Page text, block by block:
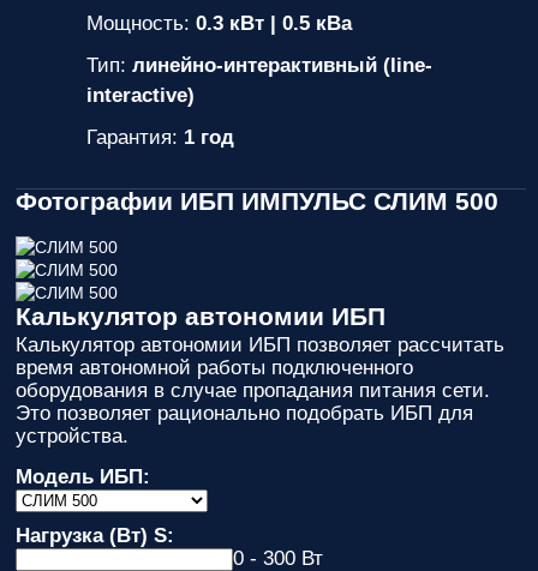
Мощность: 0.3 кВт | 0.5 кВа
Тип: линейно-интерактивный (line-
interactive)
Гарантия: 1 год
Фотографии ИБП ИМПУЛЬС СЛИМ 500
Калькулятор автономии ИБП
Калькулятор автономии ИБП позволяет рассчитать
время автономной работы подключенного
оборудования в случае пропадания питания сети.
Это позволяет рационально подобрать ИБП для
устройства.
Модель ИБП:
Нагрузка (Вт) S:
0 - 300 Вт